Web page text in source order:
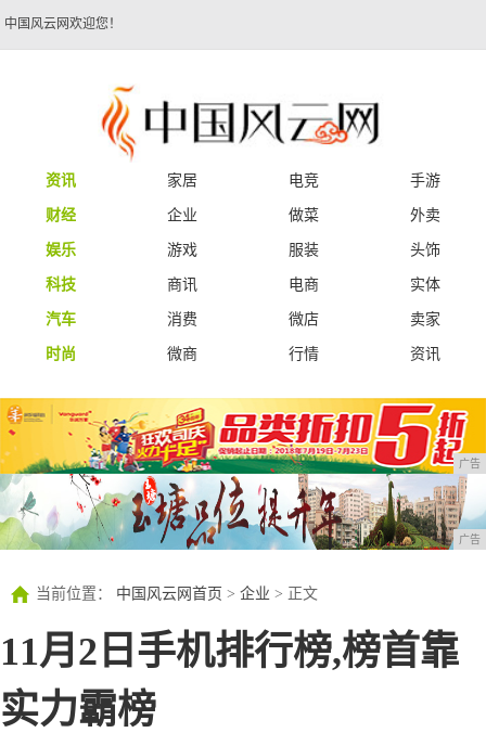
中国风云网欢迎您！
资讯 家居 电竞
手游
财经
企业 做菜
外卖
娱乐
游戏 服装
头饰
科技
商讯 电商
实体
汽车
消费 微店
卖家
时尚
微商 行情 资讯
广告
广告
当前位置： 中国风云网首页 > 企业 > 正文
11月2日手机排行榜,榜首靠
实力霸榜